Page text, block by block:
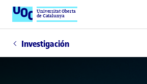
Universitat Oberta
de Catalunya
Investigación